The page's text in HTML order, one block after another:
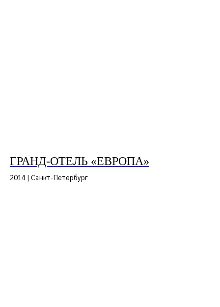
ГРАНД-ОТЕЛЬ «ЕВРОПА»
2014 | Санкт-Петербург